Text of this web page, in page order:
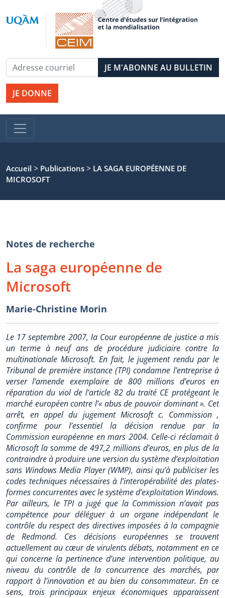
JE DONNE
Accueil > Publications > LA SAGA EUROPÉENNE DE
MICROSOFT
Notes de recherche
La saga européenne de
Microsoft
Marie-Christine Morin
Le 17 septembre 2007, la Cour européenne de justice a mis
un terme à neuf ans de procédure judiciaire contre la
multinationale Microsoft. En fait, le jugement rendu par le
Tribunal de première instance (TPI) condamne l’entreprise à
verser l’amende exemplaire de 800 millions d’euros en
réparation du viol de l’article 82 du traité CE protégeant le
marché européen contre l’« abus de pouvoir dominant ». Cet
arrêt, en appel du jugement Microsoft c. Commission ,
confirme pour l’essentiel la décision rendue par la
Commission européenne en mars 2004. Celle-ci réclamait à
Microsoft la somme de 497,2 millions d’euros, en plus de la
contraindre à produire une version du système d’exploitation
sans Windows Media Player (WMP), ainsi qu’à publiciser les
codes techniques nécessaires à l’interopérabilité des plates-
formes concurrentes avec le système d’exploitation Windows.
Par ailleurs, le TPI a jugé que la Commission n’avait pas
compétence pour déléguer à un organe indépendant le
contrôle du respect des directives imposées à la compagnie
de Redmond. Ces décisions européennes se trouvent
actuellement au cœur de virulents débats, notamment en ce
qui concerne la pertinence d’une intervention politique, au
niveau du contrôle de la concurrence des marchés, par
rapport à l’innovation et au bien du consommateur. En ce
sens, trois principaux enjeux économiques apparaissent